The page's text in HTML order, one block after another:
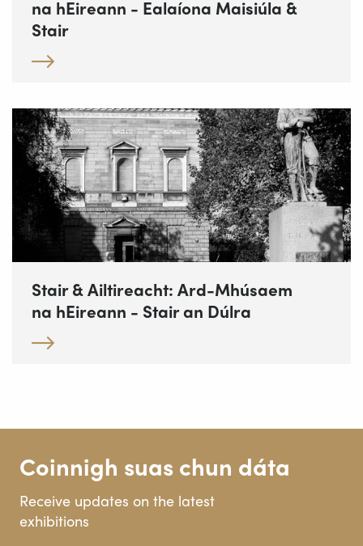
na hEireann - Ealaíona Maisiúla &
Stair
Stair & Ailtireacht: Ard-Mhúsaem
na hEireann - Stair an Dúlra
Coinnigh suas chun dáta
Receive updates on the latest
exhibitions